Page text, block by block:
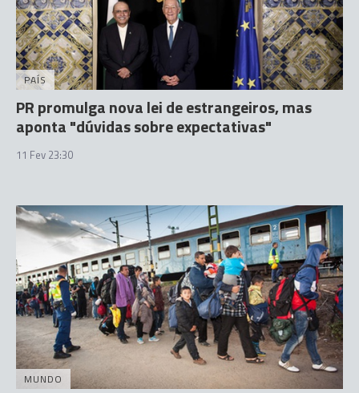
PAÍS
PR promulga nova lei de estrangeiros, mas
aponta "dúvidas sobre expectativas"
11 Fev 23:30
MUNDO